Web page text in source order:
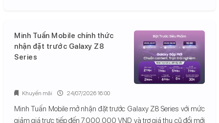
Minh Tuấn Mobile chính thức
nhận đặt trước Galaxy Z8
Series
Minh Tuấn Mobile mở nhận đặt trước Galaxy Z8 Series với mức
giảm giá trực tiếp đến 7.000.000 VND và trợ giá thu cũ đổi mới
Khuyến mãi 24/07/2026 16:00